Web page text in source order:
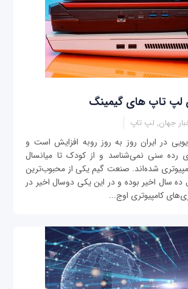
لپ تاپ های گیمینگ
جهان, لپ تاپ
در ایران روز به روز روبه افزایش است و
رده سنی نمی‌شناسد و از کودک تا میانسال
شده‌اند. صنعت گیم یکی از محبوب‌ترین
سال اخیر بوده و در این یکی دوسال اخیر در
کامپیوتری اوج...